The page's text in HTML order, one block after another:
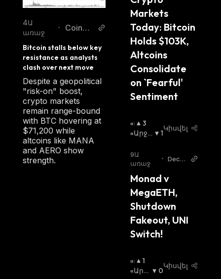
4Ա
առաջ
•
CoinDe
Bitcoin stalls below key
resistance as analysts
clash over next move
Despite a geopolitical
"risk-on" boost,
crypto markets
remain range-bound
with BTC hovering at
$71,200 while
altcoins like MANA
and AERO show
strength.
Markets
Today: Bitcoin
Holds $103K,
Altcoins
Consolidate
on `Fearful'
«Ց
Լ
Շ
Ո
Կ
Ա
:
3
«Արջ
Կա
1
Կիսվել
9Ա
առաջ
• Decry
Monad v
MegaETH,
Shutdown
Fakeout, UNI
Switch!
«Ց
Լ
1
«Արջ
0
Կիսվել